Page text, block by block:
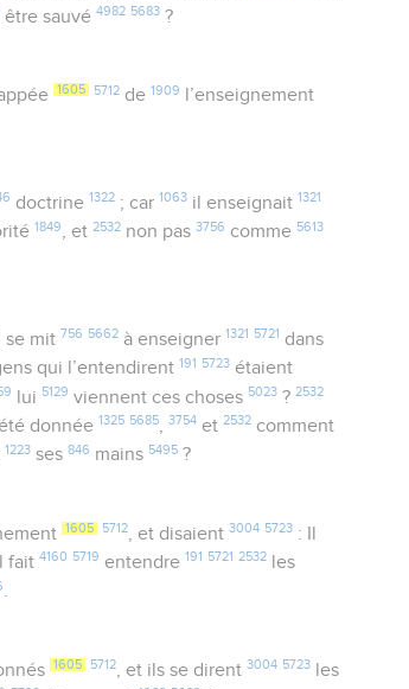
être sauvé4982 5683 ?
1605 5712de 1909 l’enseignement
doctrine 1322; car 1063il enseignait 1321
1849, et2532 non pas3756 comme 5613
se mit 756 5662à enseigner 1321 5721 dans
qui l’entendirent 191 5723 étaient
lui 5129 viennent ces choses 5023 ?2532
donnée 1325 5685,3754 et2532 comment
1223 ses846 mains 5495 ?
1605 5712, et disaient 3004 5723: Il
fait4160 5719 entendre 191 5721 2532
les
.
1605 5712, et ils se dirent 3004 5723les